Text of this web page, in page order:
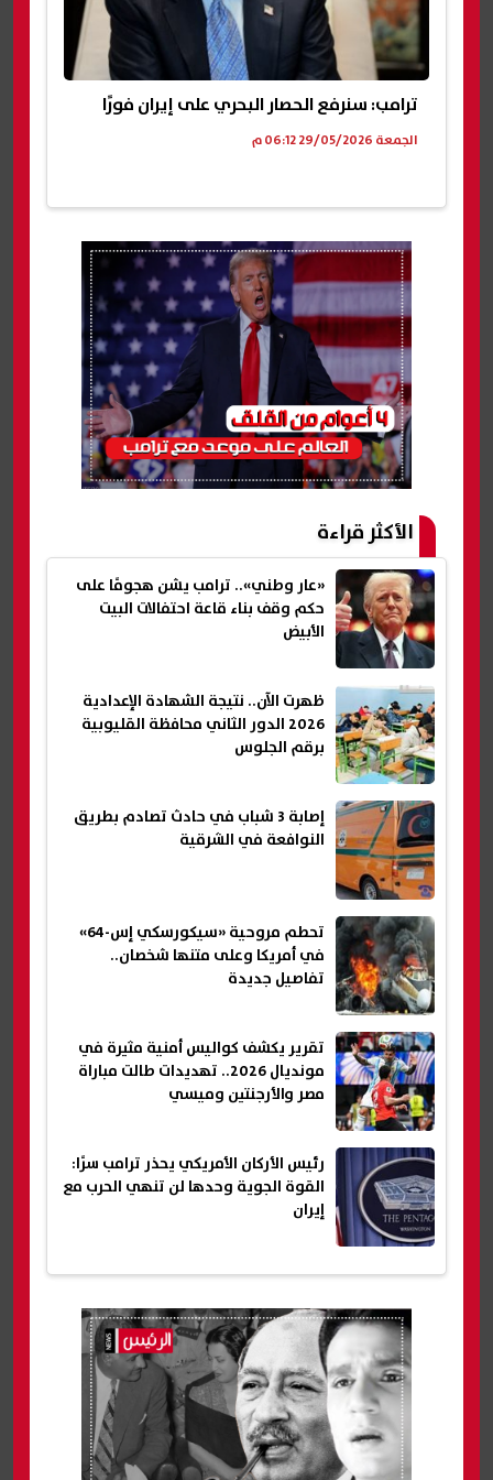
ترامب: سنرفع الحصار البحري على إيران فورًا
الجمعة 29/05/2026 06:12 م
الأكثر قراءة
«عار وطني».. ترامب يشن هجومًا على
حكم وقف بناء قاعة احتفالات البيت
الأبيض
ظهرت الآن.. نتيجة الشهادة الإعدادية
2026 الدور الثاني محافظة القليوبية
برقم الجلوس
إصابة 3 شباب في حادث تصادم بطريق
النوافعة في الشرقية
تحطم مروحية «سيكورسكي إس-64»
في أمريكا وعلى متنها شخصان..
تفاصيل جديدة
تقرير يكشف كواليس أمنية مثيرة في
مونديال 2026.. تهديدات طالت مباراة
مصر والأرجنتين وميسي
رئيس الأركان الأمريكي يحذر ترامب سرًا:
القوة الجوية وحدها لن تنهي الحرب مع
إيران